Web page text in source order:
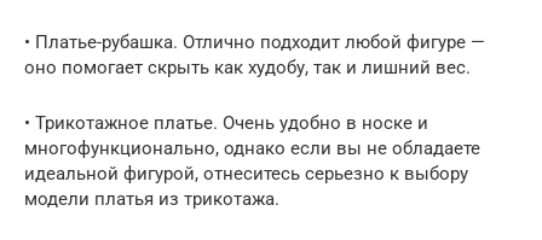
• Платье-рубашка. Отлично подходит любой фигуре —
оно помогает скрыть как худобу, так и лишний вес.
• Трикотажное платье. Очень удобно в носке и
многофункционально, однако если вы не обладаете
идеальной фигурой, отнеситесь серьезно к выбору
модели платья из трикотажа.